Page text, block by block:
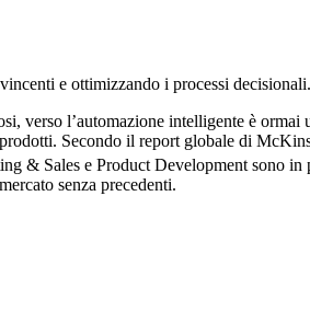
e ottimizzando i processi decisionali.
verso l’automazione intelligente è ormai
Secondo il report globale di
& Sales e Product Development sono in
senza precedenti.